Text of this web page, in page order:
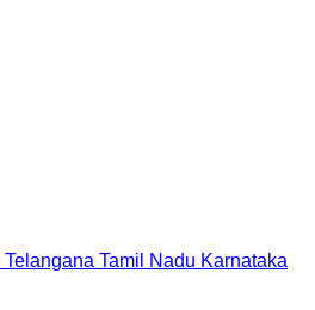
Telangana Tamil Nadu Karnataka